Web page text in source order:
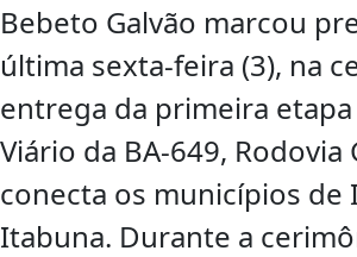
Bebeto Galvão marcou
última sexta-feira (3), na
entrega da primeira
Viário da BA-649, Rodovia
conecta os municípios de
Itabuna. Durante a